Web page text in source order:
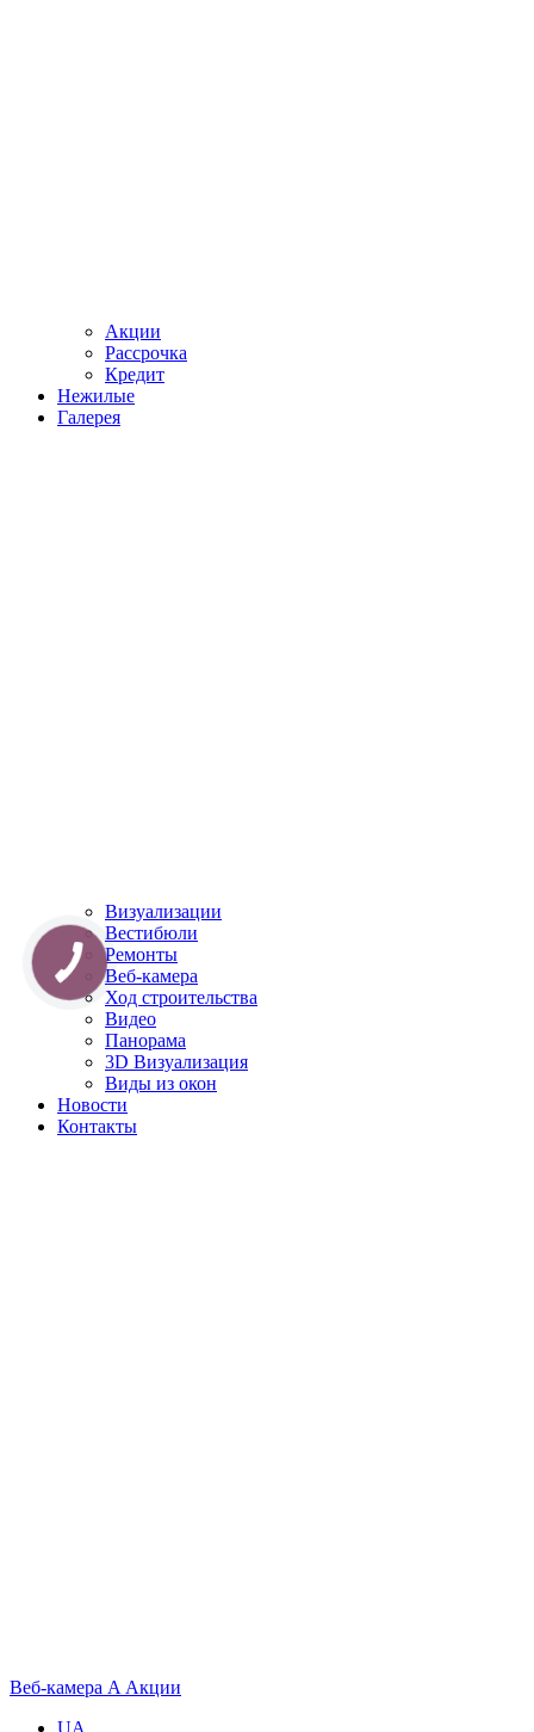
Акции
Рассрочка
Кредит
Нежилые
Галерея
Визуализации
Вестибюли
Ремонты
Веб-камера
Ход строительства
Видео
Панорама
3D Визуализация
Виды из окон
Новости
Контакты
Веб-камера A Акции
UA